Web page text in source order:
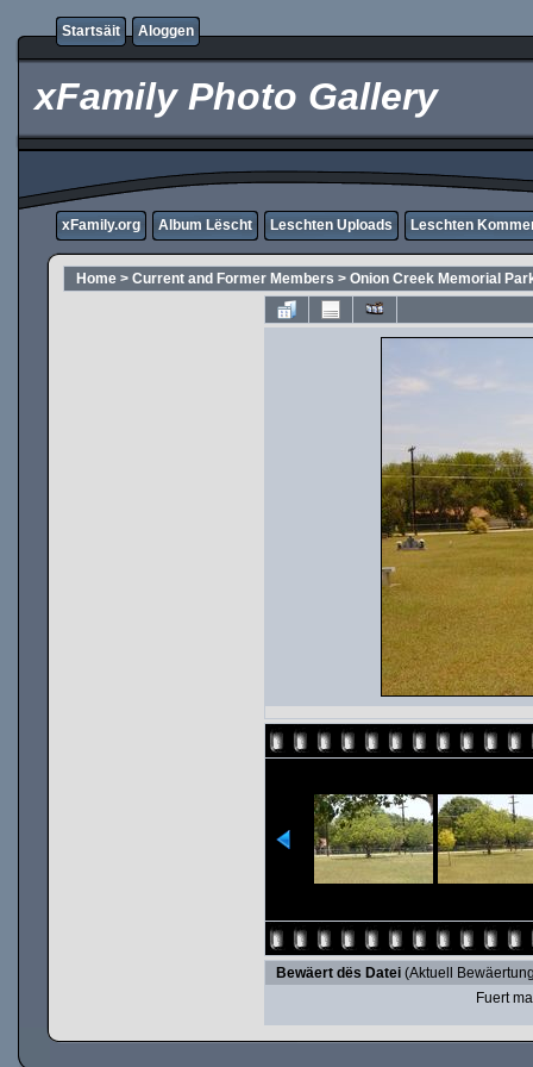
Startsäit Aloggen
xFamily Photo Gallery
xFamily.org Album Lëscht Leschten Uploads Leschten
Home > Current and Former Members > Onion Creek Memorial
Bewäert dës Datei(Aktuell
Fuert